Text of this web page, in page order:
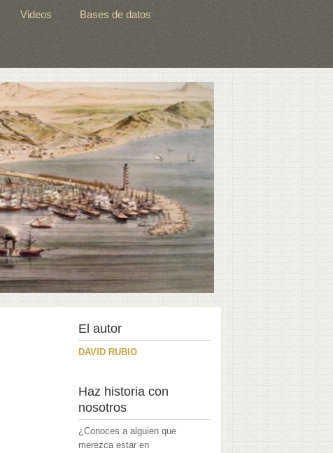
Videos Bases de datos
El autor
DAVID RUBIO
Haz historia con
nosotros
¿Conoces a alguien que
merezca estar en